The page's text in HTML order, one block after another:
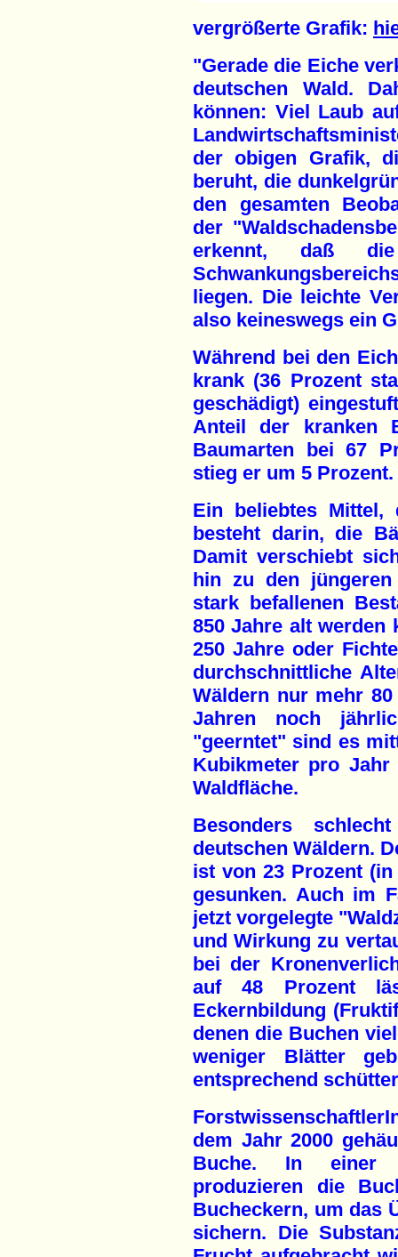
vergrößerte Grafik:
"Gerade die Eiche
deutschen Wald.
können: Viel Laub
der obigen Grafik,
beruht, die
den gesamten
der
erkennt, daß
liegen. Die leichte
also keineswegs ein
Während bei den
krank (36 Prozent
geschädigt)
Anteil der kranken
Baumarten bei 67
stieg er um 5 Prozent.
Ein beliebtes Mittel,
besteht darin, die
Damit verschiebt
hin zu den
stark befallenen
850 Jahre alt werden
250 Jahre oder
durchschnittliche
Wäldern nur mehr
Jahren noch
"geerntet" sind es
Kubikmeter pro Jahr
Waldfläche.
Besonders
deutschen Wäldern.
ist von 23 Prozent (in
gesunken. Auch im
jetzt vorgelegte
und Wirkung zu
bei der
auf 48 Prozent
Eckernbildung
denen die Buchen
weniger Blätter
entsprechend
dem Jahr 2000
Buche. In einer
produzieren die
Bucheckern, um das
sichern. Die